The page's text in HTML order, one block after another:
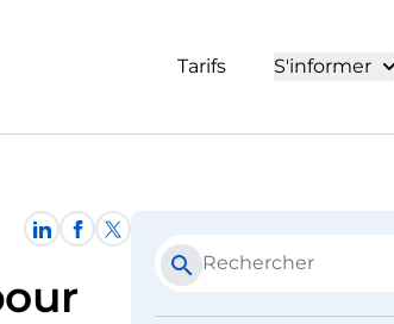
Tarifs S'informer
search